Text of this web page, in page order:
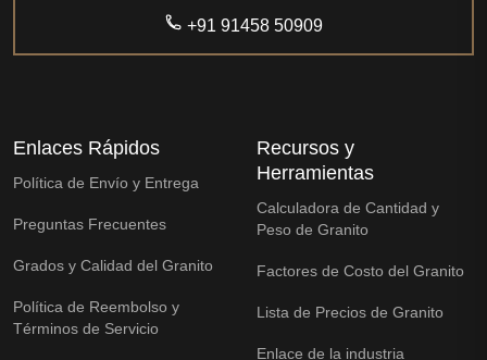
+91 91458 50909
Enlaces Rápidos
Política de Envío y Entrega
Preguntas Frecuentes
Grados y Calidad del Granito
Política de Reembolso y
Términos de Servicio
Recursos y
Herramientas
Calculadora de Cantidad y
Peso de Granito
Factores de Costo del Granito
Lista de Precios de Granito
Enlace de la industria